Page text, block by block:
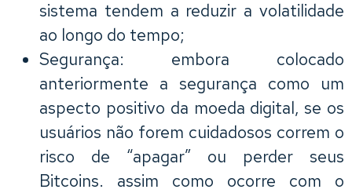
sistema tendem a reduzir a volatilidade
ao longo do tempo;
Segurança: embora colocado
anteriormente a segurança como um
aspecto positivo da moeda digital, se os
usuários não forem cuidadosos correm o
risco de “apagar” ou perder seus
Bitcoins. assim como ocorre com o